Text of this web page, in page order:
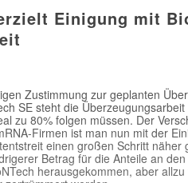
Einigung mit
Zustimmung zur geplanten
SE steht die
zu 80% folgen müssen. Der
Firmen ist man nun mit der
einen großen Schritt näher
Betrag für die Anteile an
herausgekommen, aber